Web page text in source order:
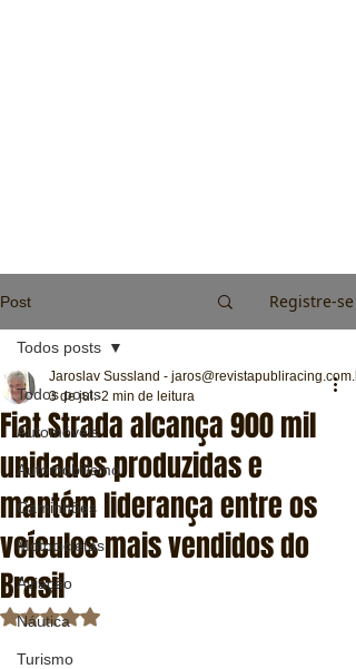
Post Registre-se
Todos posts
Automóveis
Automobilismo
Caminhões
Motocicletas
Aviação
Náutica
Turismo
Todos posts
Fiat Strada alcança 900 mil
unidades produzidas e
mantém liderança entre os
veículos mais vendidos do
Brasil
Jaroslav Sussland -
3 de jul. 2 min de leitura
Avaliado com NaN de 5 estrelas.